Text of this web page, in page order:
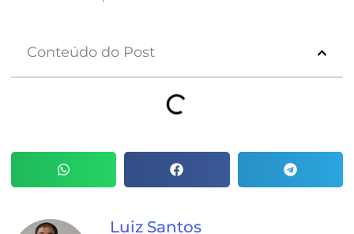
Conteúdo do Post
Luiz Santos